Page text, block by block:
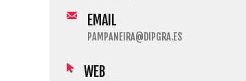
EMAIL
PAMPANEIRA@DIPGRA.ES
WEB